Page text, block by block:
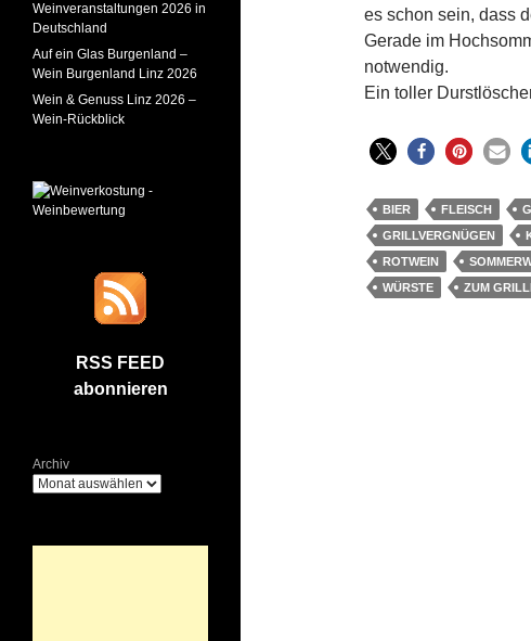
es schon sein, dass
Gerade im
notwendig.
Ein toller
BIER FLEISCH
GRILLVERGNÜGEN
ROTWEIN
WÜRSTE
ZUM
Weinveranstaltungen 2026 in
Deutschland
Auf ein Glas Burgenland –
Wein Burgenland Linz 2026
Wein & Genuss Linz 2026 –
Wein-Rückblick
RSS FEED
abonnieren
Archiv